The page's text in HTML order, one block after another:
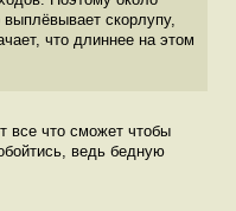
скорлупу,
что длиннее на этом
все что сможет чтобы
ведь бедную